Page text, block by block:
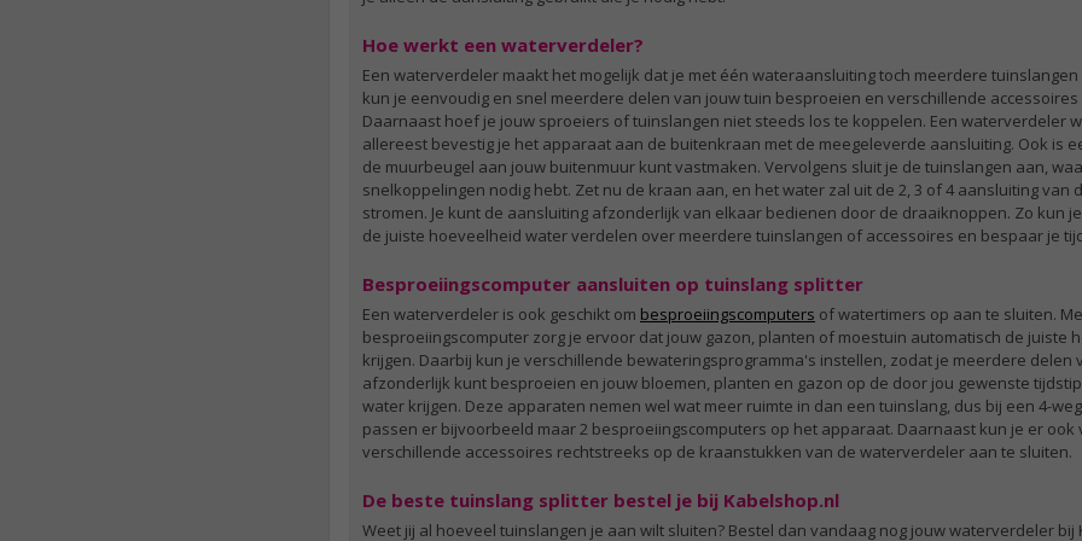
rechtstreeks op dit kraanstuk aan te sluiten.
Bovendien is dit product geschikt om twee
Gardena besproeiingscomputers of watertimers
tegelijkertijd aan te sluiten.
Eigenschappen:
4-weg waterverdeler
Elke aansluiting apart te bedienen
Geschikt voor kranen met 3/4'' en 1'' draad
Geschikt voor Gardena
besproeiingscomputers en watertimers
Hoe werkt een waterverdeler?
Een waterverdeler maakt het mogelijk dat je met één wateraansluiting toch meerdere
kun je eenvoudig en snel meerdere delen van jouw tuin besproeien en verschillende
Daarnaast hoef je jouw sproeiers of tuinslangen niet steeds los te koppelen. Een waterverdeler
allereest bevestig je het apparaat aan de buitenkraan met de meegeleverde aansluiting. Ook is
de muurbeugel aan jouw buitenmuur kunt vastmaken. Vervolgens sluit je de tuinslangen aan,
snelkoppelingen nodig hebt. Zet nu de kraan aan, en het water zal uit de 2, 3 of 4 aansluiting van
stromen. Je kunt de aansluiting afzonderlijk van elkaar bedienen door de draaiknoppen. Zo kun
de juiste hoeveelheid water verdelen over meerdere tuinslangen of accessoires en bespaar je
Besproeiingscomputer aansluiten op tuinslang splitter
Een waterverdeler is ook geschikt om besproeiingscomputers of watertimers op aan te sluiten.
besproeiingscomputer zorg je ervoor dat jouw gazon, planten of moestuin automatisch de juiste
krijgen. Daarbij kun je verschillende bewateringsprogramma's instellen, zodat je meerdere delen
afzonderlijk kunt besproeien en jouw bloemen, planten en gazon op de door jou gewenste
water krijgen. Deze apparaten nemen wel wat meer ruimte in dan een tuinslang, dus bij een 4-
passen er bijvoorbeeld maar 2 besproeiingscomputers op het apparaat. Daarnaast kun je er ook
verschillende accessoires rechtstreeks op de kraanstukken van de waterverdeler aan te sluiten.
De beste tuinslang splitter bestel je bij Kabelshop.nl
Weet jij al hoeveel tuinslangen je aan wilt sluiten? Bestel dan vandaag nog jouw waterverdeler bij